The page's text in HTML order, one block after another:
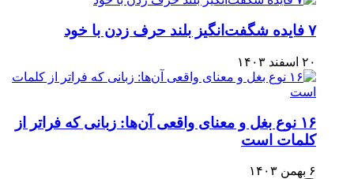
۷ فایده شگفت‌انگیز بلند حرف زدن با خود
۲۰ اسفند ۱۴۰۳
۱۶ نوع بغل و معنای واقعی آن‌ها: زبانی که فراتر از
کلمات است
۶ بهمن ۱۴۰۳